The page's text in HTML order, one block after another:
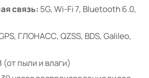
связь: 5G, Wi-Fi 7, Bluetooth 6.0,
ГЛОНАСС, QZSS, BDS, Galileo,
(от пыли и влаги)